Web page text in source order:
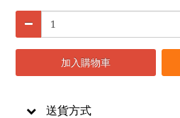
加入購物車
送貨方式